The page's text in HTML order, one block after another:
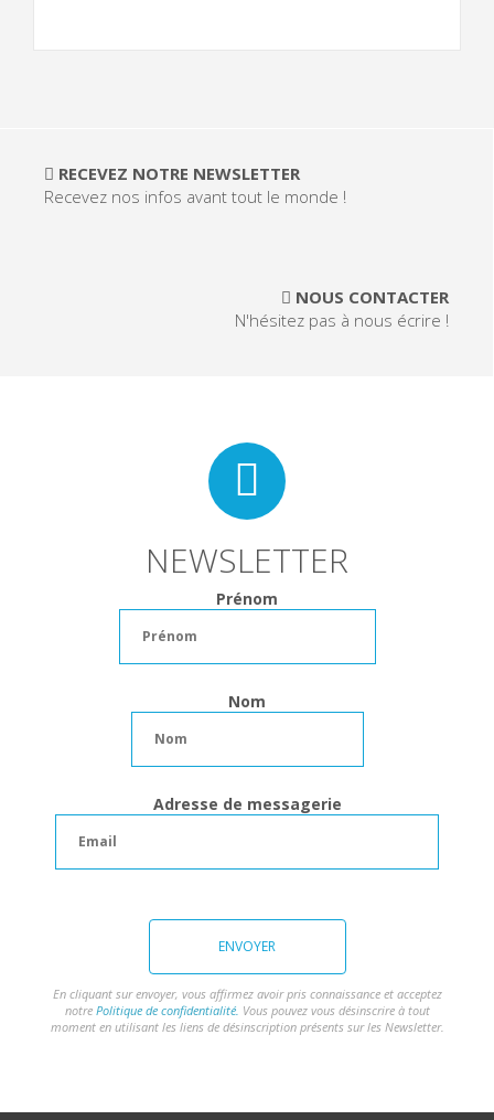
RECEVEZ NOTRE NEWSLETTER
Recevez nos infos avant tout le monde !
NOUS CONTACTER
N'hésitez pas à nous écrire !
NEWSLETTER
Prénom
Nom
Adresse de messagerie
ENVOYER
En cliquant sur envoyer, vous affirmez avoir pris connaissance et acceptez
notre Politique de confidentialité. Vous pouvez vous désinscrire à tout
moment en utilisant les liens de désinscription présents sur les Newsletter.